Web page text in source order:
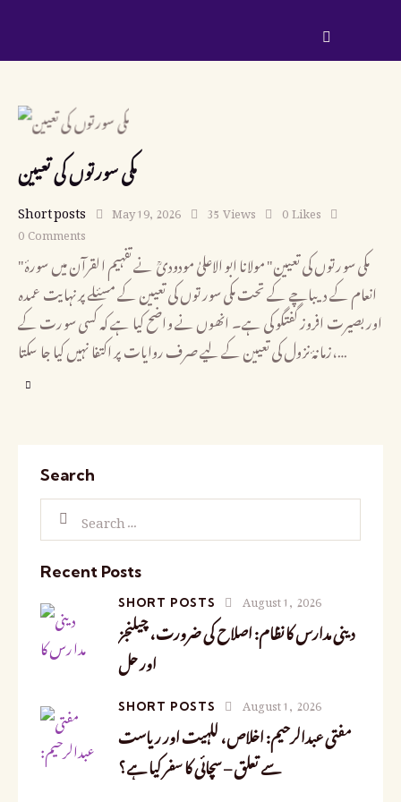
مکی سورتوں کی تعیین
Short posts May 19, 2026 35Views 0Likes
0Comments
"مکی سورتوں کی تعیین" مولانا ابو الاعلیٰ مودودیؒ نے تفہیم القرآن میں سورۂ
انعام کے دیباچے کے تحت مکی سورتوں کی تعیین کے مسئلے پر نہایت عمدہ
اور بصیرت افروز گفتگو کی ہے۔ انھوں نے واضح کیا ہے کہ کسی سورت کے
زمانۂ نزول کی تعیین کے لیے صرف روایات پر اکتفا نہیں کیا جا سکتا،…
Search
Recent Posts
SHORT POSTS August 1, 2026
دینی مدارس کا نظام: اصلاح کی ضرورت، چیلنجز
اور حل
SHORT POSTS August 1, 2026
مفتی عبدالرحیم: اخلاص، للہیت اور ریاست
سے تعلق – سچائی کا سفر کیا ہے؟